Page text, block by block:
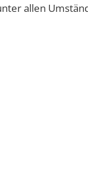
allen